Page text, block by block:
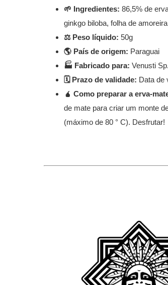
🌱 Ingredientes: 86,5% de
ginkgo biloba, folha de
⚖️ Peso líquido: 50g
🌎 País de origem: Paraguai
🏭 Fabricado para: Venusti
🗓️ Prazo de validade: Data de
🧉 Como preparar a erva-
de mate para criar um monte
(máximo de 80 ° C). Desfrutar!